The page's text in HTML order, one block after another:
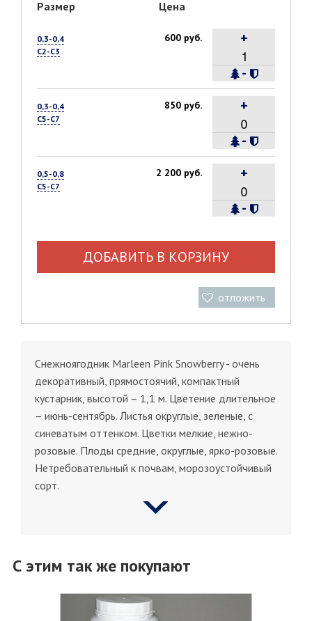
Размер Цена
0,3-0,4
С2-С3
600 руб.
-
+
0,3-0,4
С5-С7
850 руб.
-
+
0,5-0,8
С5-С7
2 200 руб.
-
+
ДОБАВИТЬ В КОРЗИНУ
отложить
Снежноягодник Marleen Pink Snowberry - очень
декоративный, прямостоячий, компактный
кустарник, высотой – 1,1 м. Цветение длительное
– июнь-сентябрь. Листья округлые, зеленые, с
синеватым оттенком. Цветки мелкие, нежно-
розовые. Плоды средние, округлые, ярко-розовые.
Нетребовательный к почвам, морозоустойчивый
сорт.
С этим так же покупают